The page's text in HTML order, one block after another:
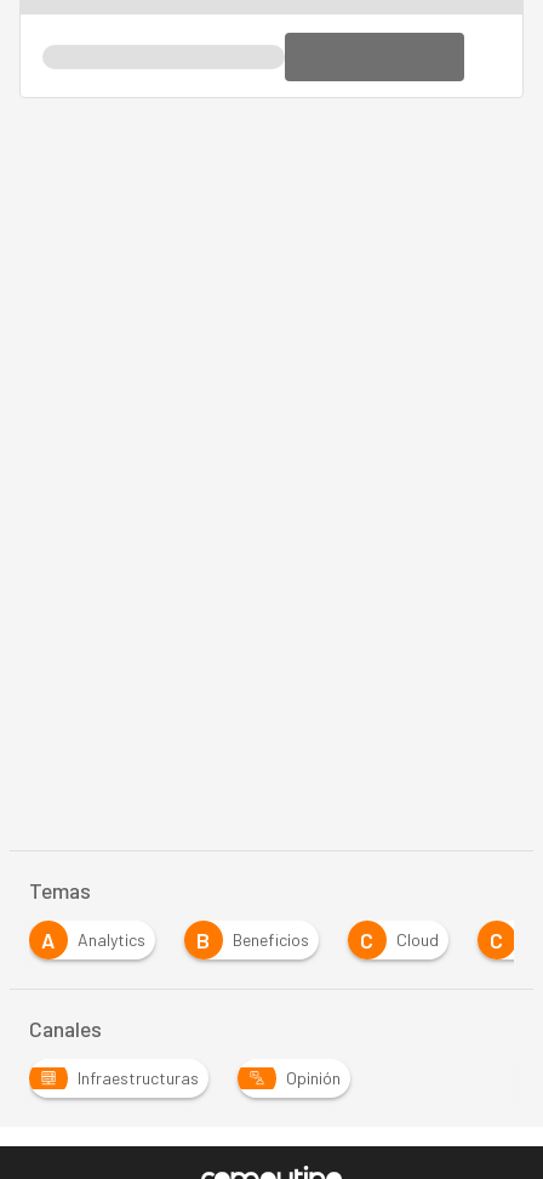
Temas
A
Analytics B Beneficios C Cloud C
Canales
Infraestructuras
Opinión